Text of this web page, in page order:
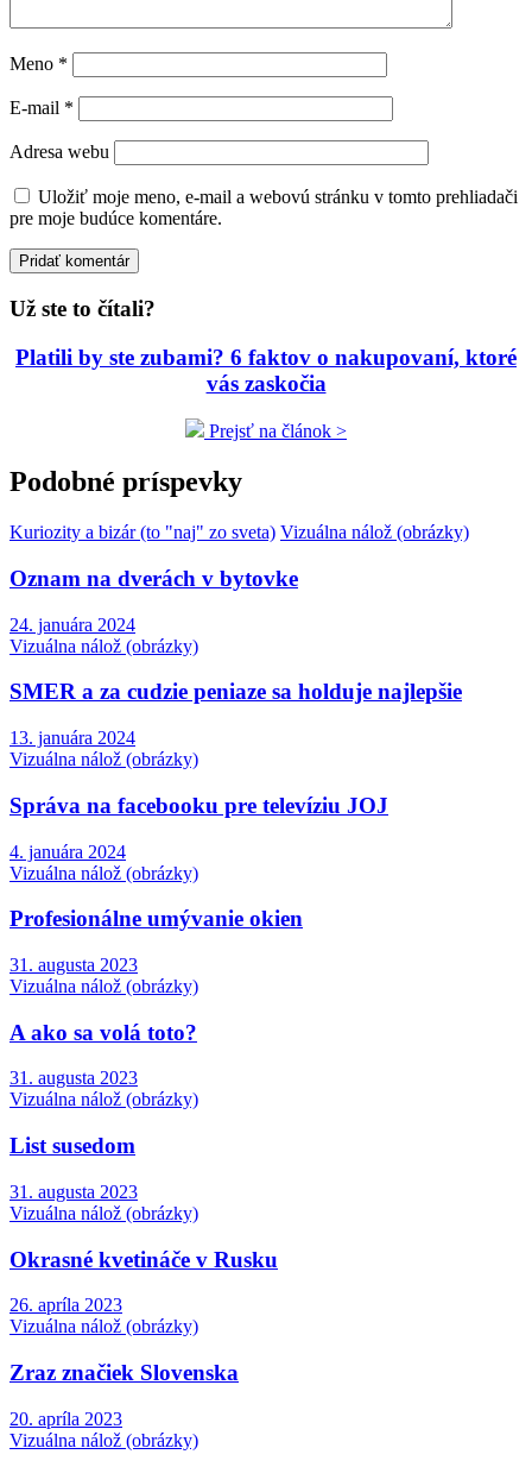
Meno *
E-mail *
Adresa webu
Uložiť moje meno, e-mail a webovú stránku v tomto prehliadači
pre moje budúce komentáre.
Už ste to čítali?
Platili by ste zubami? 6 faktov o nakupovaní, ktoré
vás zaskočia
Prejsť na článok >
Podobné príspevky
Kuriozity a bizár (to "naj" zo sveta) Vizuálna nálož (obrázky)
Oznam na dverách v bytovke
24. januára 2024
Vizuálna nálož (obrázky)
SMER a za cudzie peniaze sa holduje najlepšie
13. januára 2024
Vizuálna nálož (obrázky)
Správa na facebooku pre televíziu JOJ
4. januára 2024
Vizuálna nálož (obrázky)
Profesionálne umývanie okien
31. augusta 2023
Vizuálna nálož (obrázky)
A ako sa volá toto?
31. augusta 2023
Vizuálna nálož (obrázky)
List susedom
31. augusta 2023
Vizuálna nálož (obrázky)
Okrasné kvetináče v Rusku
26. apríla 2023
Vizuálna nálož (obrázky)
Zraz značiek Slovenska
20. apríla 2023
Vizuálna nálož (obrázky)